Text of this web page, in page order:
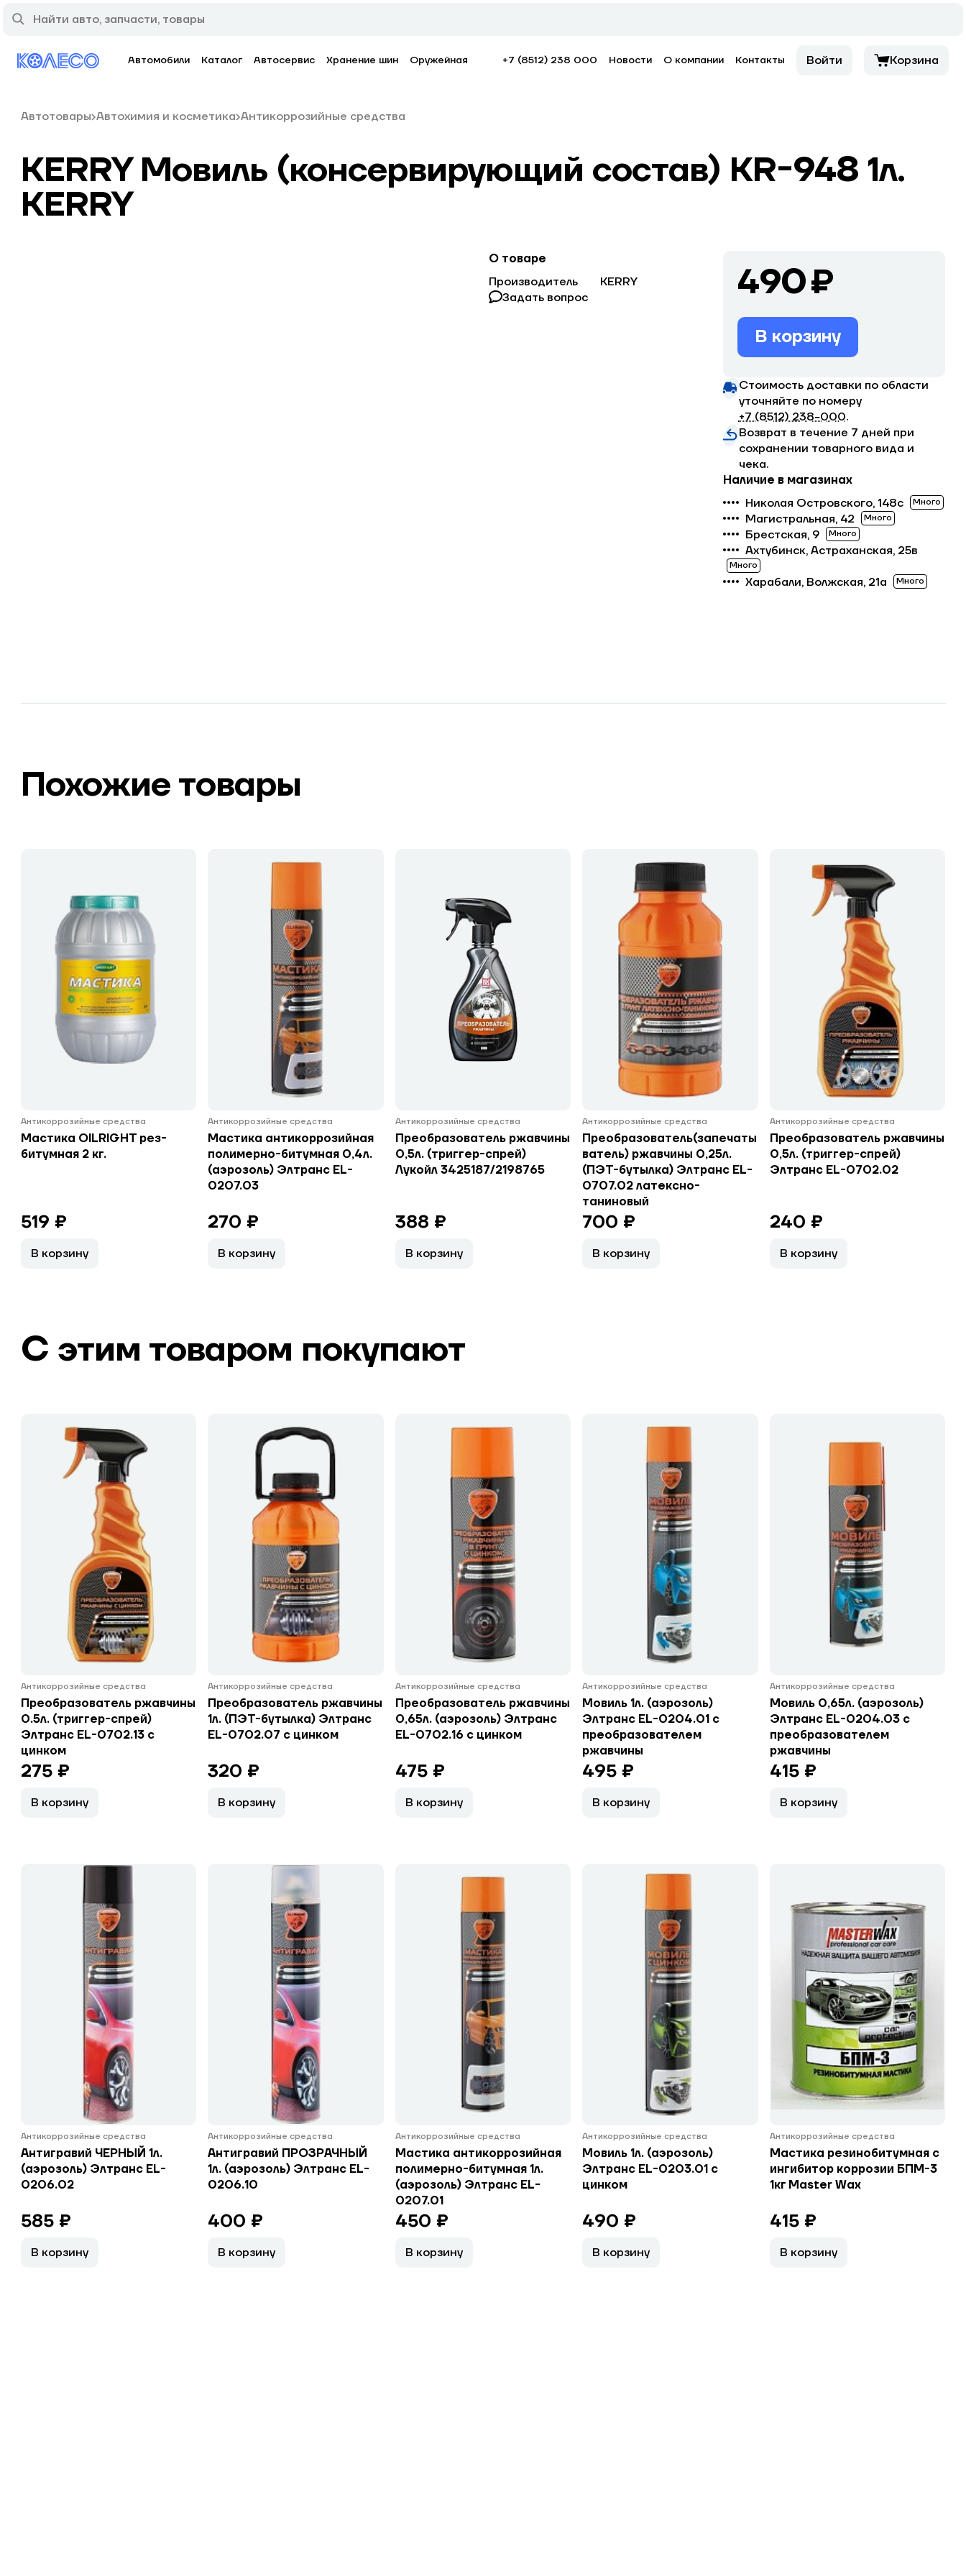
Автомобили Каталог Автосервис Хранение шин Оружейная +7 (8512) 238 000 Новости О компании Контакты Войти Корзина
Автотовары Автохимия и косметика Антикоррозийные средства
KERRY Мовиль (консервирующий состав) KR-948 1л.
KERRY
О товаре
Производитель
KERRY
Задать вопрос
490 ₽
В корзину
Стоимость доставки по области
уточняйте по номеру
+7 (8512) 238−000.
Возврат в течение 7 дней при
сохранении товарного вида и
чека.
Наличие в магазинах
Николая Островского, 148с
Много
Магистральная, 42 Много
Брестская, 9 Много
Ахтубинск, Астраханская, 25в
Много
Харабали, Волжская, 21а Много
Похожие товары
Антикоррозийные средства
Мастика OILRIGHT рез-
битумная 2 кг.
519 ₽
В корзину
Антикоррозийные средства
Мастика антикоррозийная
полимерно-битумная 0,4л.
(аэрозоль) Элтранс EL-
0207.03
270 ₽
В корзину
Антикоррозийные средства
Преобразователь ржавчины
0,5л. (триггер-спрей)
Лукойл 3425187/2198765
388 ₽
В корзину
Антикоррозийные средства
Преобразователь(запечаты
ватель) ржавчины 0,25л.
(ПЭТ-бутылка) Элтранс EL-
0707.02 латексно-
таниновый
700 ₽
В корзину
Антикоррозийные средства
Преобразователь ржавчины
0,5л. (триггер-спрей)
Элтранс EL-0702.02
240 ₽
В корзину
С этим товаром покупают
Антикоррозийные средства
Преобразователь ржавчины
0.5л. (триггер-спрей)
Элтранс EL-0702.13 с
цинком
275 ₽
В корзину
Антикоррозийные средства
Преобразователь ржавчины
1л. (ПЭТ-бутылка) Элтранс
EL-0702.07 с цинком
320 ₽
В корзину
Антикоррозийные средства
Преобразователь ржавчины
0,65л. (аэрозоль) Элтранс
EL-0702.16 с цинком
475 ₽
В корзину
Антикоррозийные средства
Мовиль 1л. (аэрозоль)
Элтранс EL-0204.01 с
преобразователем
ржавчины
495 ₽
В корзину
Антикоррозийные средства
Мовиль 0,65л. (аэрозоль)
Элтранс EL-0204.03 с
преобразователем
ржавчины
415 ₽
В корзину
Антикоррозийные средства
Антигравий ЧЕРНЫЙ 1л.
(аэрозоль) Элтранс EL-
0206.02
585 ₽
В корзину
Антикоррозийные средства
Антигравий ПРОЗРАЧНЫЙ
1л. (аэрозоль) Элтранс EL-
0206.10
400 ₽
В корзину
Антикоррозийные средства
Мастика антикоррозийная
полимерно-битумная 1л.
(аэрозоль) Элтранс EL-
0207.01
450 ₽
В корзину
Антикоррозийные средства
Мовиль 1л. (аэрозоль)
Элтранс EL-0203.01 с
цинком
490 ₽
В корзину
Антикоррозийные средства
Мастика резинобитумная с
ингибитор коррозии БПМ-3
1кг Master Wax
415 ₽
В корзину